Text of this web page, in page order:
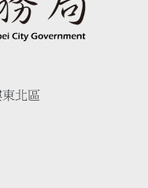
北區